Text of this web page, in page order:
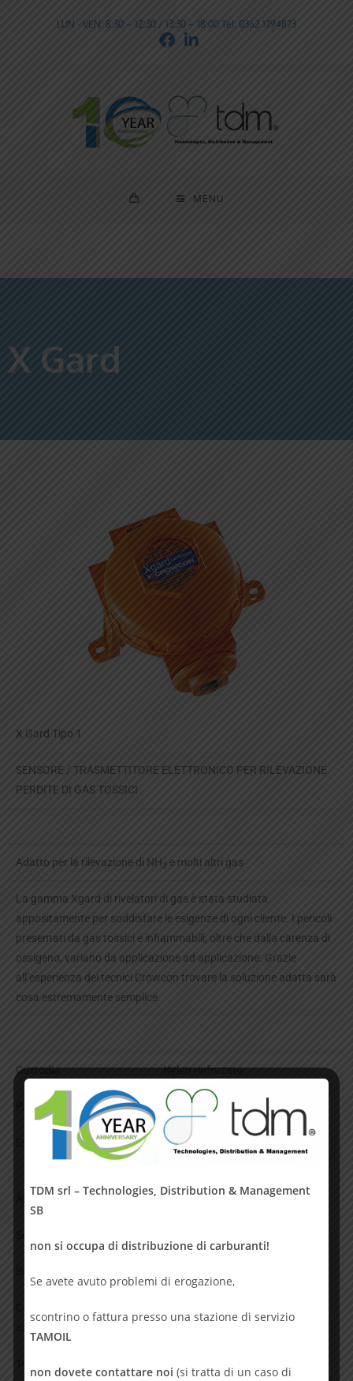
LUN - VEN: 8:30 – 12:30 / 13:30 – 18:00 Tel: 0362 1794873
MENU
X Gard
X Gard Tipo 1
SENSORE / TRASMETTITORE ELETTRONICO PER RILEVAZIONE
PERDITE DI GAS TOSSICI
Adatto per la rilevazione di NH3 e molti altri gas
La gamma Xgard di rivelatori di gas è stata studiata
appositamente per soddisfare le esigenze di ogni cliente. I pericoli
presentati da gas tossici e infiammabili, oltre che dalla carenza di
ossigeno, variano da applicazione ad applicazione. Grazie
all’esperienza dei tecnici Crowcon trovare la soluzione adatta sarà
cosa estremamente semplice.
Custodia Nylon rinforzato
Protezione IP 65
Atex Exia IIC T4 – Sicurezza
Alimentazione 8 … 30 Vcc
TDM srl – Technologies, Distribution & Management
SB
non si occupa di distribuzione di carburanti!
Se avete avuto problemi di erogazione,
scontrino o fattura presso una stazione di servizio
TAMOIL
non dovete contattare noi (si tratta di un caso di